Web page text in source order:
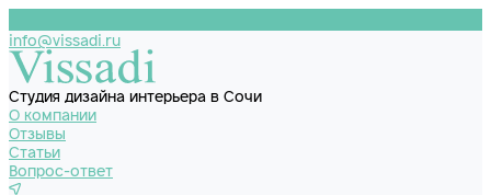
info@vissadi.ru
Студия дизайна интерьера в Сочи
О компании
Отзывы
Статьи
Вопрос-ответ